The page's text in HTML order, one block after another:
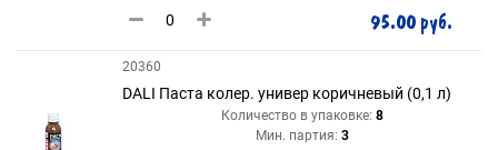
95.00 руб.
20360
DALI Паста колер. универ коричневый (0,1 л)
Количество в упаковке: 8
Мин. партия: 3